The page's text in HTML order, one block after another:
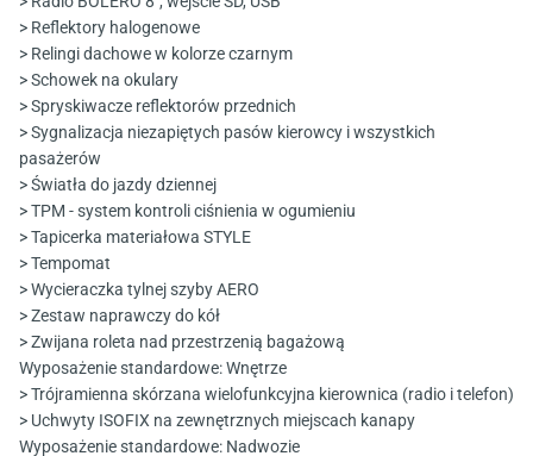
> Reflektory halogenowe
> Relingi dachowe w kolorze czarnym
> Schowek na okulary
> Spryskiwacze reflektorów przednich
> Sygnalizacja niezapiętych pasów kierowcy i wszystkich
pasażerów
> Światła do jazdy dziennej
> TPM - system kontroli ciśnienia w ogumieniu
> Tapicerka materiałowa STYLE
> Tempomat
> Wycieraczka tylnej szyby AERO
> Zestaw naprawczy do kół
> Zwijana roleta nad przestrzenią bagażową
Wyposażenie standardowe: Wnętrze
> Trójramienna skórzana wielofunkcyjna kierownica (radio i telefon)
> Uchwyty ISOFIX na zewnętrznych miejscach kanapy
Wyposażenie standardowe: Nadwozie